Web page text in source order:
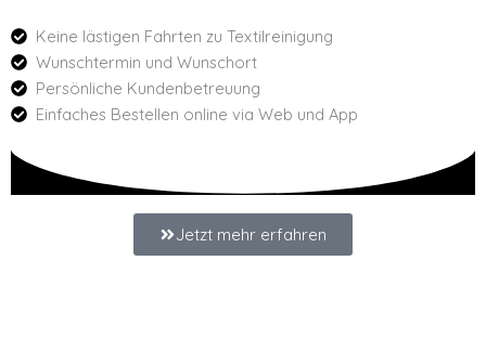
Keine lästigen Fahrten zu Textilreinigung
Wunschtermin und Wunschort
Persönliche Kundenbetreuung
Einfaches Bestellen online via Web und App
Jetzt mehr erfahren